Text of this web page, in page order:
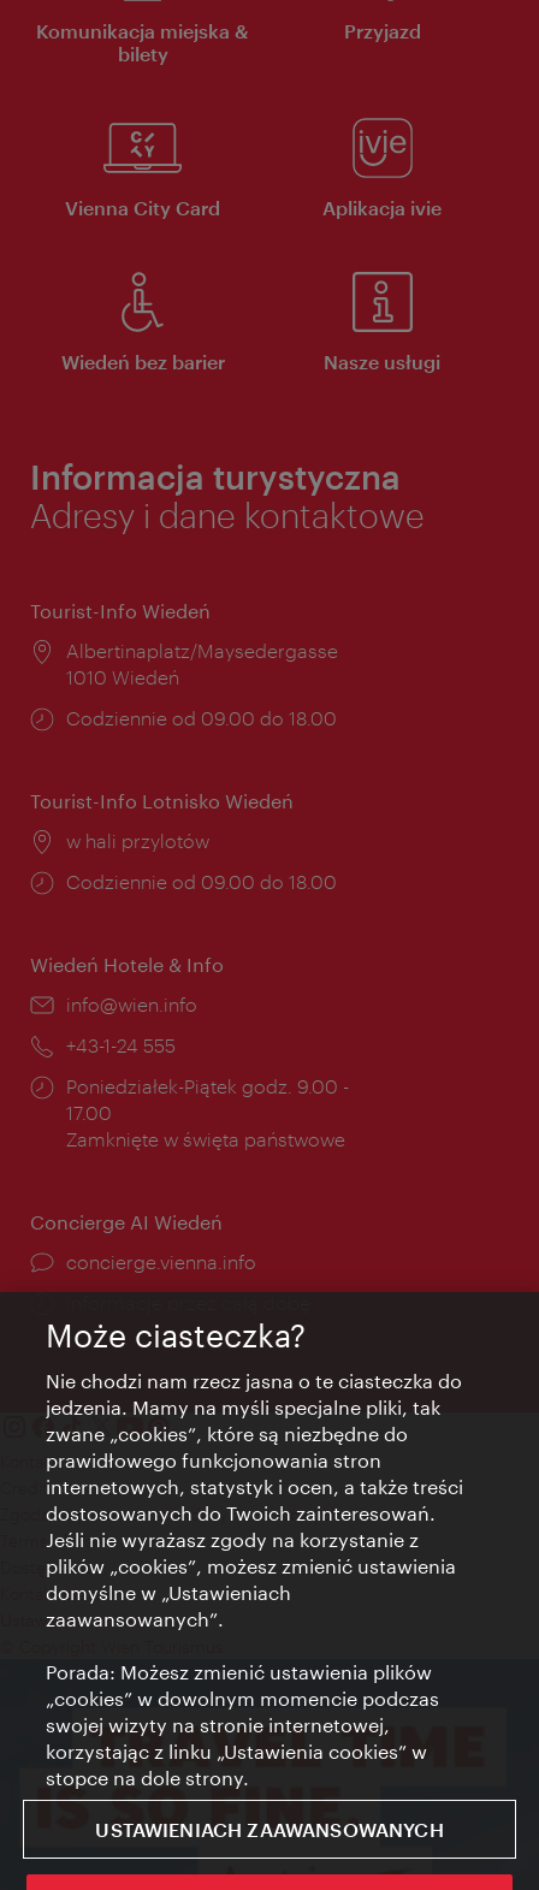
Komunikacja miejska &
bilety
Przyjazd
Vienna City Card Aplikacja ivie
Wiedeń bez barier Nasze usługi
Informacja turystyczna
Adresy i dane kontaktowe
Tourist-Info Wiedeń
Miejsce:
Albertinaplatz/Maysedergasse
1010 Wiedeń
Godziny
Codziennie od 09.00 do 18.00
Tourist-Info Lotnisko Wiedeń
Miejsce:
w hali przylotów
Godziny
Codziennie od 09.00 do 18.00
Wiedeń Hotele & Info
E-
info@wien.info
Telefon:
+43-1-24 555
Godziny
otwarcia:
Poniedziałek-Piątek godz. 9.00 -
17.00
Zamknięte w święta państwowe
Concierge AI Wiedeń
concierge.vienna.info
Kontakt
Credits
Zgoda na przetwarzanie danych osobowych
Terms of Use
Dostępność
Kontakt prasowy
Ustawienia cookies
Może ciasteczka?
Nie chodzi nam rzecz jasna o te ciasteczka do
jedzenia. Mamy na myśli specjalne pliki, tak
zwane „cookies”, które są niezbędne do
prawidłowego funkcjonowania stron
internetowych, statystyk i ocen, a także treści
dostosowanych do Twoich zainteresowań.
Jeśli nie wyrażasz zgody na korzystanie z
plików „cookies”, możesz zmienić ustawienia
domyślne w „Ustawieniach
zaawansowanych”.
Porada: Możesz zmienić ustawienia plików
„cookies” w dowolnym momencie podczas
swojej wizyty na stronie internetowej,
korzystając z linku „Ustawienia cookies” w
stopce na dole strony.
USTAWIENIACH ZAAWANSOWANYCH